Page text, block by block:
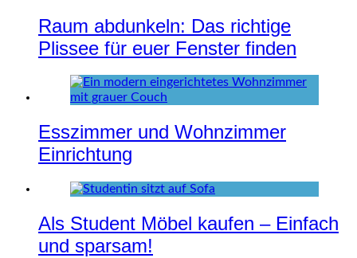
Raum abdunkeln: Das richtige
Plissee für euer Fenster finden
Esszimmer und Wohnzimmer
Einrichtung
Als Student Möbel kaufen – Einfach
und sparsam!